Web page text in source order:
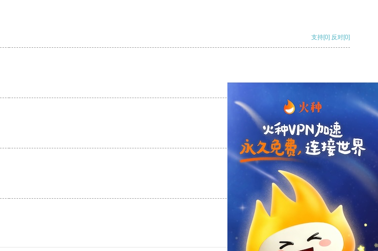
支持[0] 反对[0]
支持 [0] 反对 [0]
支持